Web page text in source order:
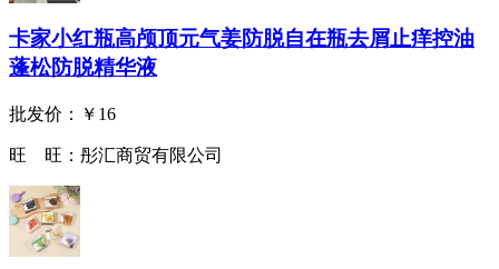
卡家小红瓶高颅顶元气姜防脱自在瓶去屑止痒控油
蓬松防脱精华液
批发价： ￥16
旺 旺： 彤汇商贸有限公司